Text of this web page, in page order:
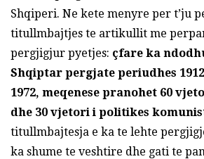
Shqiperi. Ne kete menyre per t’ju
titullmbajtjes te artikullit me
pergjigjur pyetjes: çfare ka
Shqiptar pergjate periudhes
1972, meqenese pranohet 60
dhe 30 vjetori i politikes
titullmbajtesja e ka te lehte
ka shume te veshtire dhe gati te